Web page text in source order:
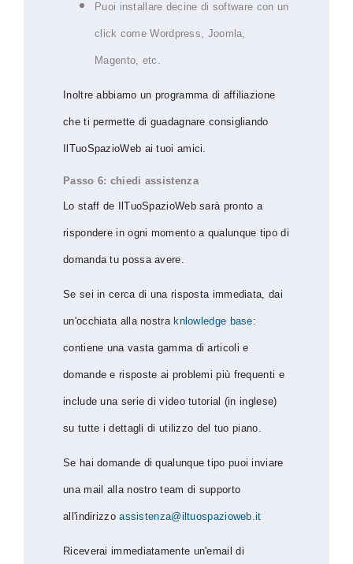
Puoi installare decine di software con un
click come Wordpress, Joomla,
Magento, etc.
Inoltre abbiamo un programma di affiliazione
che ti permette di guadagnare consigliando
IlTuoSpazioWeb ai tuoi amici.
Passo 6: chiedi assistenza
Lo staff de IlTuoSpazioWeb sarà pronto a
rispondere in ogni momento a qualunque tipo di
domanda tu possa avere.
Se sei in cerca di una risposta immediata, dai
un'occhiata alla nostra knlowledge base:
contiene una vasta gamma di articoli e
domande e risposte ai problemi più frequenti e
include una serie di video tutorial (in inglese)
su tutte i dettagli di utilizzo del tuo piano.
Se hai domande di qualunque tipo puoi inviare
una mail alla nostro team di supporto
all'indirizzoassistenza@iltuospazioweb.it
Riceverai immediatamente un'email di